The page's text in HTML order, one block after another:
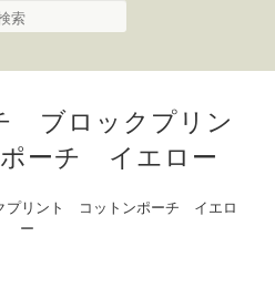
ブロックプリン
ーチ イエロー